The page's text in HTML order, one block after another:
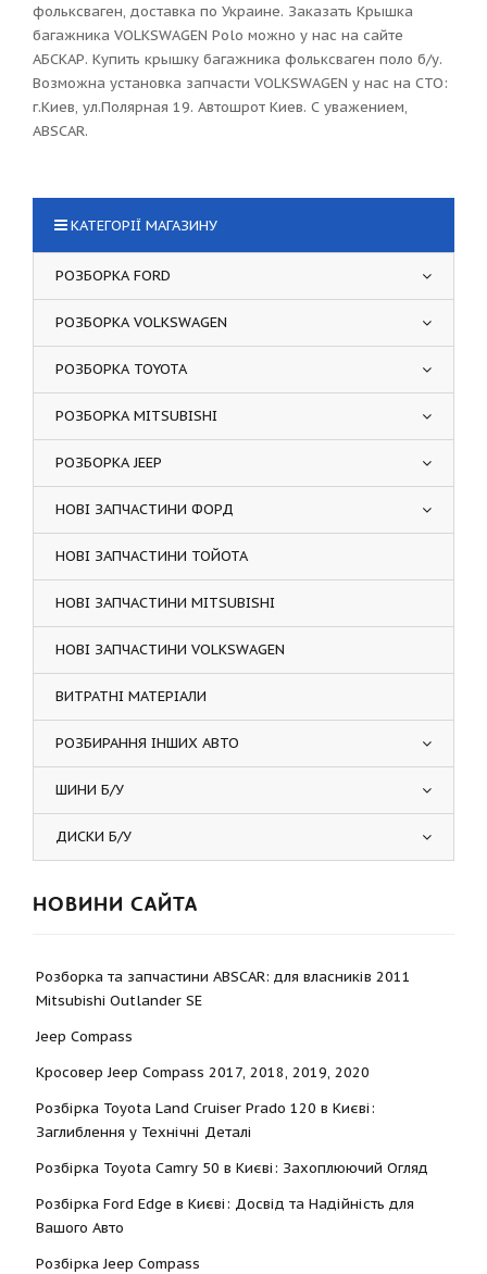
фольксваген, доставка по Украине. Заказать Крышка
багажника VOLKSWAGEN Polo можно у нас на сайте
АБСКАР. Купить крышку багажника фольксваген поло б/у.
Возможна установка запчасти VOLKSWAGEN у нас на СТО:
г.Киев, ул.Полярная 19. Автошрот Киев. С уважением,
ABSCAR.
КАТЕГОРІЇ МАГАЗИНУ
РОЗБОРКА FORD
РОЗБОРКА VOLKSWAGEN
РОЗБОРКА TOYOTA
РОЗБОРКА MITSUBISHI
РОЗБОРКА JEEP
НОВІ ЗАПЧАСТИНИ ФОРД
НОВІ ЗАПЧАСТИНИ ТОЙОТА
НОВІ ЗАПЧАСТИНИ MITSUBISHI
НОВІ ЗАПЧАСТИНИ VOLKSWAGEN
ВИТРАТНІ МАТЕРІАЛИ
РОЗБИРАННЯ ІНШИХ АВТО
ШИНИ Б/У
ДИСКИ Б/У
НОВИНИ САЙТА
Розборка та запчастини ABSCAR: для власників 2011
Mitsubishi Outlander SE
Jeep Compass
Кросовер Jeep Compass 2017, 2018, 2019, 2020
Розбірка Toyota Land Cruiser Prado 120 в Києві:
Заглиблення у Технічні Деталі
Розбірка Toyota Camry 50 в Києві: Захоплюючий Огляд
Розбірка Ford Edge в Києві: Досвід та Надійність для
Вашого Авто
Розбірка Jeep Compass